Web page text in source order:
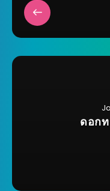
ดอก